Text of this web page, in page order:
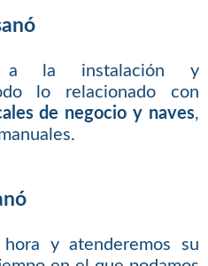
a la instalación y
lo relacionado con
de negocio y naves,
y atenderemos su